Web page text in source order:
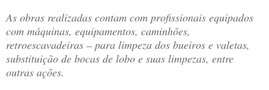
As obras realizadas contam com profissionais equipados
com máquinas, equipamentos, caminhões,
retroescavadeiras – para limpeza dos bueiros e valetas,
substituição de bocas de lobo e suas limpezas, entre
outras ações.